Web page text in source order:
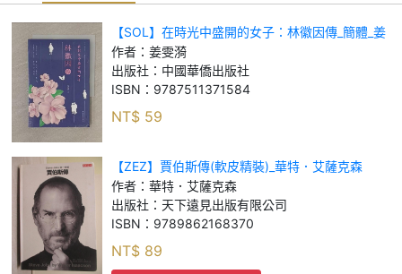
【SOL】在時光中盛開的女子：林徽因傳_簡體_姜
雯漪
作者： 姜雯漪
出版社： 中國華僑出版社
ISBN： 9787511371584
NT$ 59
【ZEZ】賈伯斯傳(軟皮精裝)_華特．艾薩克森
作者： 華特．艾薩克森
出版社： 天下遠見出版有限公司
ISBN： 9789862168370
NT$ 89